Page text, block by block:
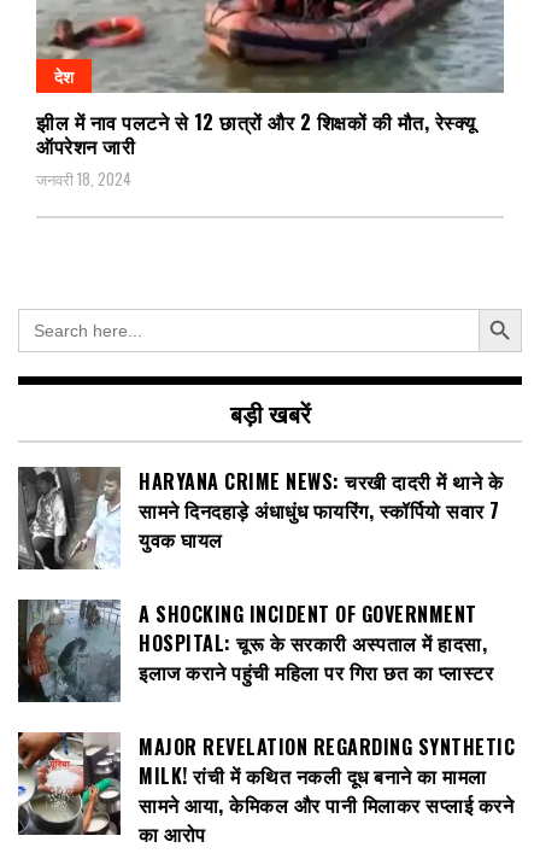
देश
झील में नाव पलटने से 12 छात्रों और 2 शिक्षकों की मौत, रेस्क्यू
ऑपरेशन जारी
जनवरी 18, 2024
Search
for:
Search Button
बड़ी खबरें
HARYANA CRIME NEWS: चरखी दादरी में थाने के
सामने दिनदहाड़े अंधाधुंध फायरिंग, स्कॉर्पियो सवार 7
युवक घायल
A SHOCKING INCIDENT OF GOVERNMENT
HOSPITAL: चूरू के सरकारी अस्पताल में हादसा,
इलाज कराने पहुंची महिला पर गिरा छत का प्लास्टर
MAJOR REVELATION REGARDING SYNTHETIC
MILK! रांची में कथित नकली दूध बनाने का मामला
सामने आया, केमिकल और पानी मिलाकर सप्लाई करने
का आरोप